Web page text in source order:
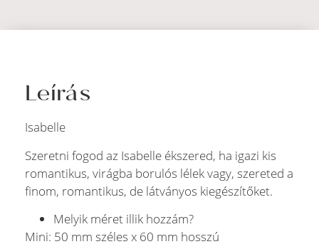
Leírás
Isabelle
Szeretni fogod az Isabelle ékszered, ha igazi kis
romantikus, virágba borulós lélek vagy, szereted a
finom, romantikus, de látványos kiegészítőket.
Melyik méret illik hozzám?
Mini: 50 mm széles x 60 mm hosszú